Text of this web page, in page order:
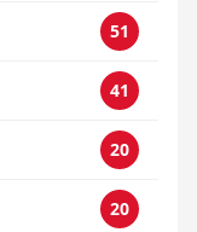
51
41
20
20